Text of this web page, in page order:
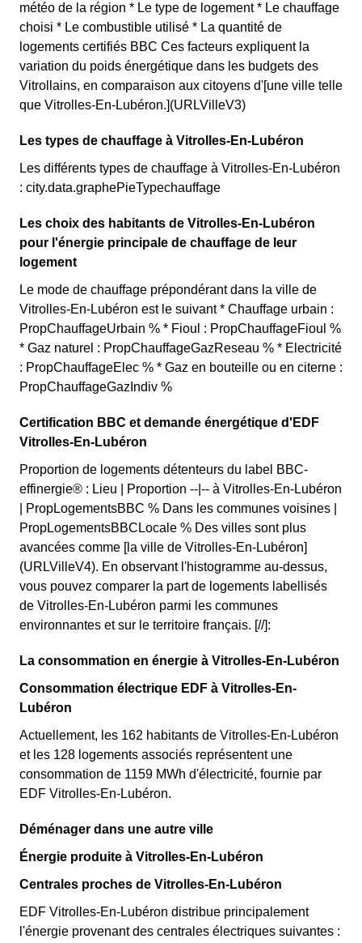
météo de la région * Le type de logement * Le chauffage
choisi * Le combustible utilisé * La quantité de
logements certifiés BBC Ces facteurs expliquent la
variation du poids énergétique dans les budgets des
Vitrollains, en comparaison aux citoyens d'[une ville telle
que Vitrolles-En-Lubéron.](URLVilleV3)
Les types de chauffage à Vitrolles-En-Lubéron
Les différents types de chauffage à Vitrolles-En-Lubéron
: city.data.graphePieTypechauffage
Les choix des habitants de Vitrolles-En-Lubéron
pour l'énergie principale de chauffage de leur
logement
Le mode de chauffage prépondérant dans la ville de
Vitrolles-En-Lubéron est le suivant * Chauffage urbain :
PropChauffageUrbain % * Fioul : PropChauffageFioul %
* Gaz naturel : PropChauffageGazReseau % * Electricité
: PropChauffageElec % * Gaz en bouteille ou en citerne :
PropChauffageGazIndiv %
Certification BBC et demande énergétique d'EDF
Vitrolles-En-Lubéron
Proportion de logements détenteurs du label BBC-
effinergie® : Lieu | Proportion --|-- à Vitrolles-En-Lubéron
| PropLogementsBBC % Dans les communes voisines |
PropLogementsBBCLocale % Des villes sont plus
avancées comme [la ville de Vitrolles-En-Lubéron]
(URLVilleV4). En observant l'histogramme au-dessus,
vous pouvez comparer la part de logements labellisés
de Vitrolles-En-Lubéron parmi les communes
environnantes et sur le territoire français. [//]:
La consommation en énergie à Vitrolles-En-Lubéron
Consommation électrique EDF à Vitrolles-En-
Lubéron
Actuellement, les 162 habitants de Vitrolles-En-Lubéron
et les 128 logements associés représentent une
consommation de 1159 MWh d'électricité, fournie par
EDF Vitrolles-En-Lubéron.
Déménager dans une autre ville
Énergie produite à Vitrolles-En-Lubéron
Centrales proches de Vitrolles-En-Lubéron
EDF Vitrolles-En-Lubéron distribue principalement
l'énergie provenant des centrales électriques suivantes :